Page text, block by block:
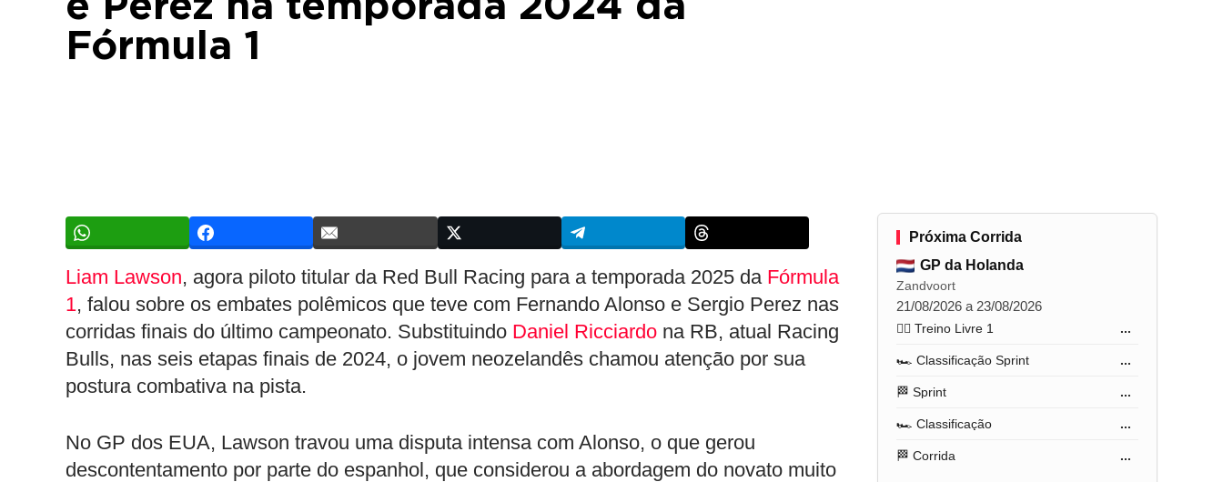
Fórmula 1
Liam Lawson, agora piloto titular da Red Bull Racing para a temporada 2025 da Fórmula
1, falou sobre os embates polêmicos que teve com Fernando Alonso e Sergio Perez nas
corridas finais do último campeonato. Substituindo Daniel Ricciardo na RB, atual Racing
Bulls, nas seis etapas finais de 2024, o jovem neozelandês chamou atenção por sua
postura combativa na pista.
No GP dos EUA, Lawson travou uma disputa intensa com Alonso, o que gerou
descontentamento por parte do espanhol, que considerou a abordagem do novato muito
Próxima Corrida
GP da Holanda
Zandvoort
21/08/2026 a 23/08/2026
🏋️‍♂️ Treino Livre 1 ...
🏎️ Classificação Sprint ...
🏁 Sprint ...
🏎️ Classificação ...
🏁 Corrida ...